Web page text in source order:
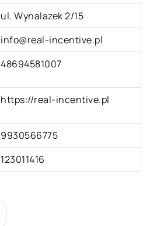
ul. Wynalazek 2/15
info@real-incentive.pl
48694581007
https://real-incentive.pl
9930566775
123011416